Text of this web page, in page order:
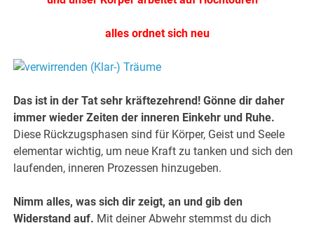
alles ordnet sich neu
Das ist in der Tat sehr kräftezehrend! Gönne dir daher
immer wieder Zeiten der inneren Einkehr und Ruhe.
Diese Rückzugsphasen sind für Körper, Geist und Seele
elementar wichtig, um neue Kraft zu tanken und sich den
laufenden, inneren Prozessen hinzugeben.
Nimm alles, was sich dir zeigt, an und gib den
Widerstand auf. Mit deiner Abwehr stemmst du dich